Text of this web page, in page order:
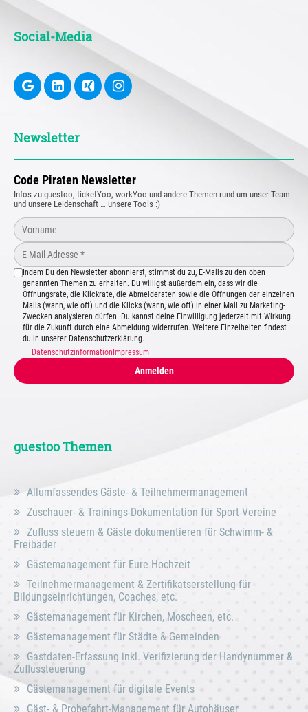
Social-Media
Newsletter
Code Piraten Newsletter
Infos zu guestoo, ticketYoo, workYoo und andere Themen rund um unser Team
und unsere Leidenschaft … unsere Tools :)
Indem Du den Newsletter abonnierst, stimmst du zu, E-Mails zu den oben
genannten Themen zu erhalten. Du willigst außerdem ein, dass wir die
Öffnungsrate, die Klickrate, die Abmelderaten sowie die Öffnungen der einzelnen
Mails (wann, wie oft) und die Klicks (wann, wie oft) in einer Mail zu Marketing-
Zwecken analysieren dürfen. Du kannst deine Einwilligung jederzeit mit Wirkung
für die Zukunft durch eine Abmeldung widerrufen. Weitere Einzelheiten findest
du in unserer Datenschutzerklärung.
Datenschutzinformation Impressum
Anmelden
guestoo Themen
Allumfassendes Gäste- & Teilnehmermanagement
Zuschauer- & Trainings-Dokumentation für Sport-Vereine
Zufluss steuern & Gäste dokumentieren für Schwimm- &
Freibäder
Gästemanagement für Eure Hochzeit
Teilnehmermanagement & Zertifikatserstellung für
Bildungseinrichtungen, Coaches, etc.
Gästemanagement für Kirchen, Moscheen, etc.
Gästemanagement für Städte & Gemeinden
Gastdaten-Erfassung inkl. Verifizierung der Handynummer &
Zuflussteuerung
Gästemanagement für digitale Events
Gäst- & Probefahrt-Management für Autohäuser